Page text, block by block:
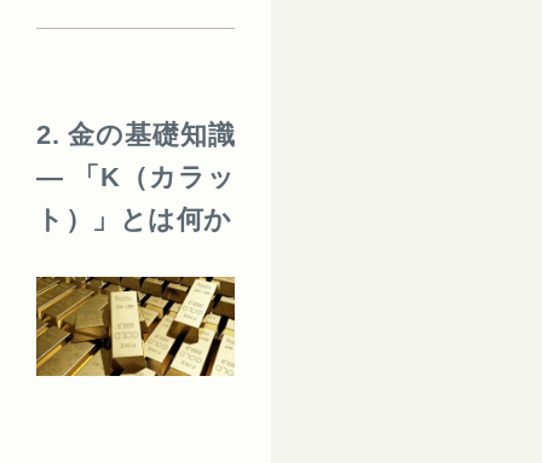
2. 金の基礎知識
― 「K（カラッ
ト）」とは何か